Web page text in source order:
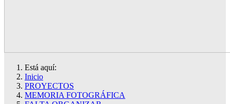
Está aquí:
Inicio
PROYECTOS
MEMORIA FOTOGRÁFICA